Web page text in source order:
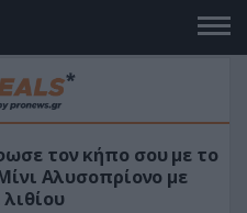
τριβόλι + VIP
της λίμπιντο